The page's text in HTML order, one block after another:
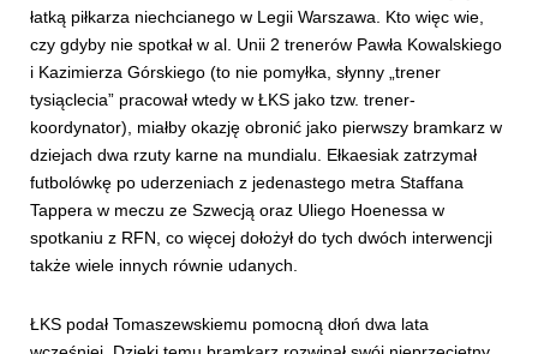
łatką piłkarza niechcianego w Legii Warszawa. Kto więc wie,
czy gdyby nie spotkał w al. Unii 2 trenerów Pawła Kowalskiego
i Kazimierza Górskiego (to nie pomyłka, słynny „trener
tysiąclecia” pracował wtedy w ŁKS jako tzw. trener-
koordynator), miałby okazję obronić jako pierwszy bramkarz w
dziejach dwa rzuty karne na mundialu. Ełkaesiak zatrzymał
futbolówkę po uderzeniach z jedenastego metra Staffana
Tappera w meczu ze Szwecją oraz Uliego Hoenessa w
spotkaniu z RFN, co więcej dołożył do tych dwóch interwencji
także wiele innych równie udanych.
ŁKS podał Tomaszewskiemu pomocną dłoń dwa lata